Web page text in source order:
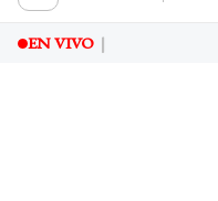
EN VIVO